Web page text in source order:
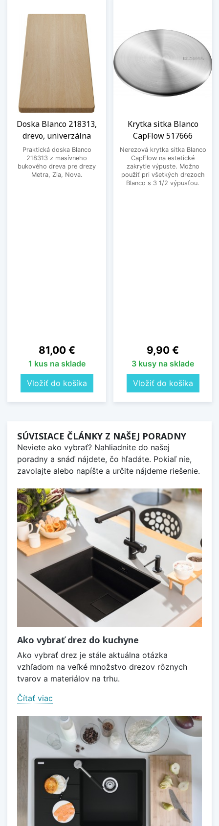
Doska Blanco 218313,
drevo, univerzálna
Praktická doska Blanco
218313 z masívneho
bukového dreva pre drezy
Metra, Zia, Nova.
Cena
81,00 €
1 kus na sklade
Vložiť do košíka
Krytka sitka Blanco
CapFlow 517666
Nerezová krytka sitka Blanco
CapFlow na estetické
zakrytie výpuste. Možno
použiť pri všetkých drezoch
Blanco s 3 1/2 výpusťou.
Cena
9,90 €
3 kusy na sklade
Vložiť do košíka
SÚVISIACE ČLÁNKY Z NAŠEJ PORADNY
Neviete ako vybrať? Nahliadnite do našej
poradny a snáď nájdete, čo hľadáte. Pokiaľ nie,
zavolajte alebo napíšte a určite nájdeme riešenie.
Ako vybrať drez do kuchyne
Ako vybrať drez je stále aktuálna otázka
vzhľadom na veľké množstvo drezov rôznych
tvarov a materiálov na trhu.
Čítať viac